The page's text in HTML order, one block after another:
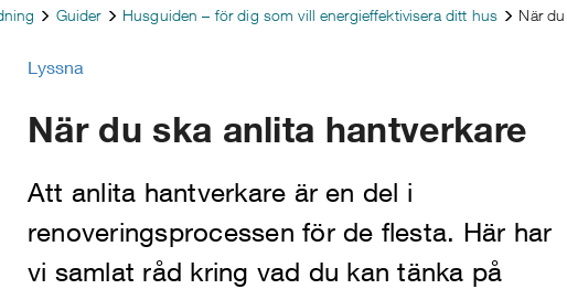
Guider Husguiden – för dig som vill energieffektivisera ditt hus När
Lyssna
När du ska anlita hantverkare
Att anlita hantverkare är en del i
renoveringsprocessen för de flesta. Här har
vi samlat råd kring vad du kan tänka på